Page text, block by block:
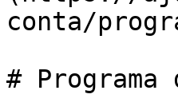
conta/
# Programa